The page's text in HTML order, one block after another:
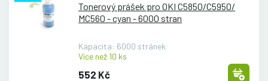
Tonerový prášek pro OKI C5850/C5950/
MC560 - cyan - 6000 stran
Kapacita: 6000 stránek
Více než 10 ks
552 Kč